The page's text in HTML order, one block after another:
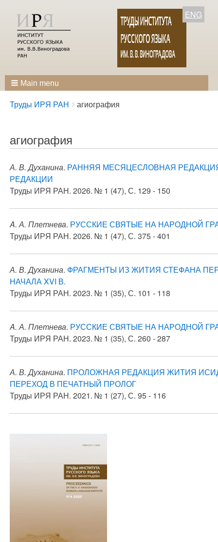
ENG
Main menu
Breadcrumbs
You
Труды ИРЯ РАН агиография
агиография
А. В. Духанина. РАННЯЯ МЕСЯЦЕСЛОВНАЯ
РЕДАКЦИИ
Труды ИРЯ РАН. 2026. № 1 (47), С. 129 - 150
A. А. Плетнева. РУССКИЕ СВЯТЫЕ НА НАРОДНОЙ
Труды ИРЯ РАН. 2026. № 1 (47), С. 375 - 401
А. В. Духанина. ФРАГМЕНТЫ ИЗ ЖИТИЯ СТЕФАНА
НАЧАЛА XVI В.
Труды ИРЯ РАН. 2023. № 1 (35), С. 101 - 118
A. А. Плетнева. РУССКИЕ СВЯТЫЕ НА НАРОДНОЙ
Труды ИРЯ РАН. 2023. № 1 (35), С. 260 - 287
А. В. Духанина. ПРОЛОЖНАЯ РЕДАКЦИЯ ЖИТИЯ
ПЕРЕХОД В ПЕЧАТНЫЙ ПРОЛОГ
Труды ИРЯ РАН. 2021. № 1 (27), С. 95 - 116